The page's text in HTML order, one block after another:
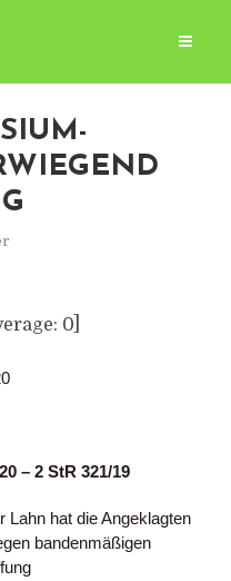
0]
– 2 StR 321/19
Lahn hat die Angeklagten
bandenmäßigen